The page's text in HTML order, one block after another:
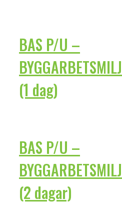
BAS P/U –
(1 dag)
BAS P/U –
(2 dagar)